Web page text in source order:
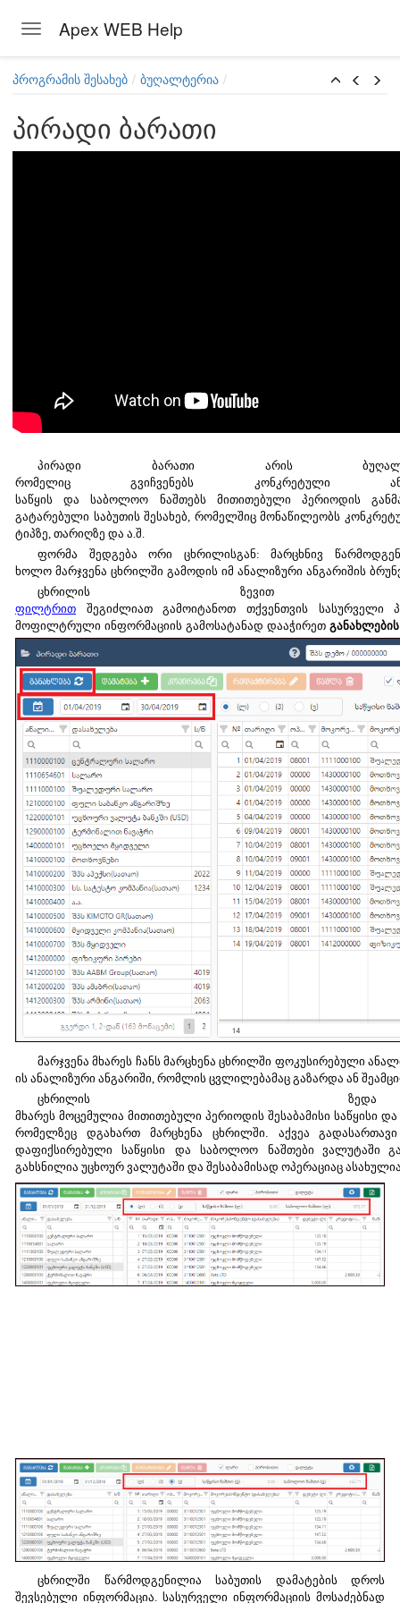
Toggle navigation
Apex WEB Help
პროგრამის შესახებ ბუღალტერია
პირადი ბარათი
პირადი ბარათი არის
რომელიც
გვიჩვენებს კონკრეტული
საწყის
და საბოლოო ნაშთებს მითითებული პერიოდის
გატარებული საბუთის შესახებ, რომელშიც მონაწილეობს
ტიპზე, თარიღზე და ა.შ.
ფორმა
შედგება ორი ცხრილისგან: მარცხნივ
ხოლო მარჯვენა ცხრილში გამოდის იმ ანალიზური ანგარიშის
ცხრილის
ზევით
ფილტრით
შეგიძლიათ გამოიტანოთ თქვენთვის სასურველი
მოფილტრული ინფორმაციის გამოსატანად დააჭირეთ განახლების
მარჯვენა მხარეს ჩანს მარცხენა ცხრილში ფოკუსირებული
ის ანალიზური ანგარიში, რომლის ცვლილებამაც გაზარდა ან
ცხრილის
მხარეს მოცემულია მითითებული პერიოდის შესაბამისი საწყისი და
რომელზეც
დგახართ მარცხენა ცხრილში. აქვეა
გადასართავი
დაფიქსირებული
საწყისი და საბოლოო
ნაშთები ვალუტაში
გახსნილია უცხოურ ვალუტაში და შესაბამისად ოპერაციაც
ცხრილში წარმოდგენილია საბუთის დამატების დროს
შევსებული ინფორმაცია. სასურველი ინფორმაციის მოსაძებნად